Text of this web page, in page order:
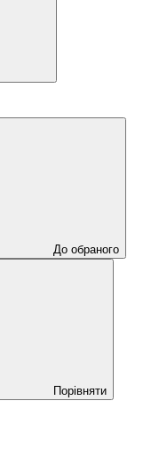
До обраного
Порівняти